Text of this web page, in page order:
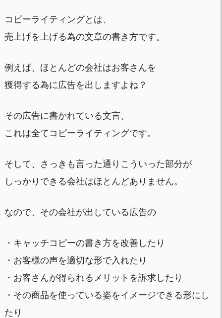
コピーライティングとは、
売上げを上げる為の文章の書き方です。
例えば、ほとんどの会社はお客さんを
獲得する為に広告を出しますよね？
その広告に書かれている文言、
これは全てコピーライティングです。
そして、さっきも言った通りこういった部分が
しっかりできる会社はほとんどありません。
なので、その会社が出している広告の
・キャッチコピーの書き方を改善したり
・お客様の声を適切な形で入れたり
・お客さんが得られるメリットを訴求したり
・その商品を使っている姿をイメージできる形にし
たり